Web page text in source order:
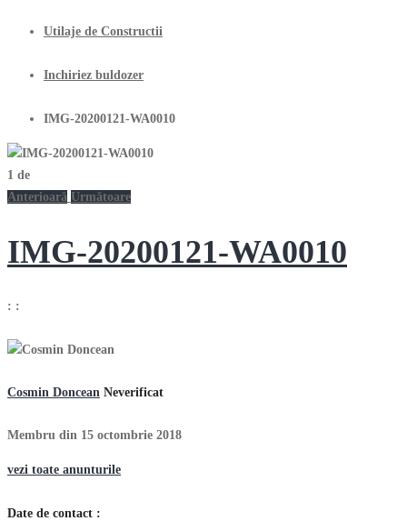
Utilaje de Constructii
Inchiriez buldozer
IMG-20200121-WA0010
1 de
Anterioară Următoare
IMG-20200121-WA0010
: :
Cosmin Doncean Neverificat
Membru din 15 octombrie 2018
vezi toate anunturile
Date de contact :